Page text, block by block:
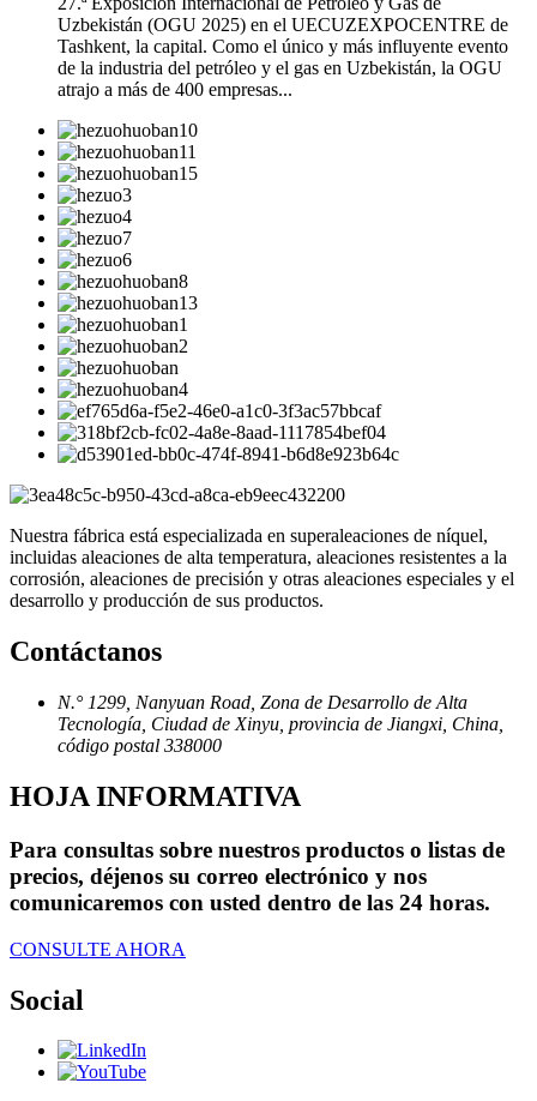
Uzbekistán (OGU 2025) en el UECUZEXPOCENTRE de
Tashkent, la capital. Como el único y más influyente evento
de la industria del petróleo y el gas en Uzbekistán, la OGU
atrajo a más de 400 empresas...
Nuestra fábrica está especializada en superaleaciones de níquel,
incluidas aleaciones de alta temperatura, aleaciones resistentes a la
corrosión, aleaciones de precisión y otras aleaciones especiales y el
desarrollo y producción de sus productos.
Contáctanos
N.° 1299, Nanyuan Road, Zona de Desarrollo de Alta
Tecnología, Ciudad de Xinyu, provincia de Jiangxi, China,
código postal 338000
HOJA INFORMATIVA
Para consultas sobre nuestros productos o listas de
precios, déjenos su correo electrónico y nos
comunicaremos con usted dentro de las 24 horas.
CONSULTE AHORA
Social